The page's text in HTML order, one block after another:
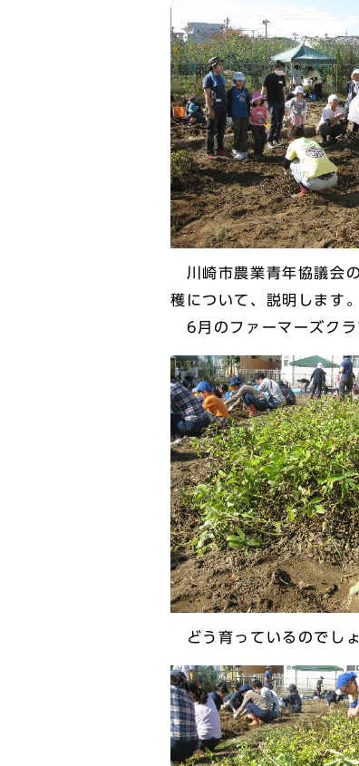
川崎市農業青年協議会
穫について、説明します。
6月のファーマーズクラ
どう育っているのでし